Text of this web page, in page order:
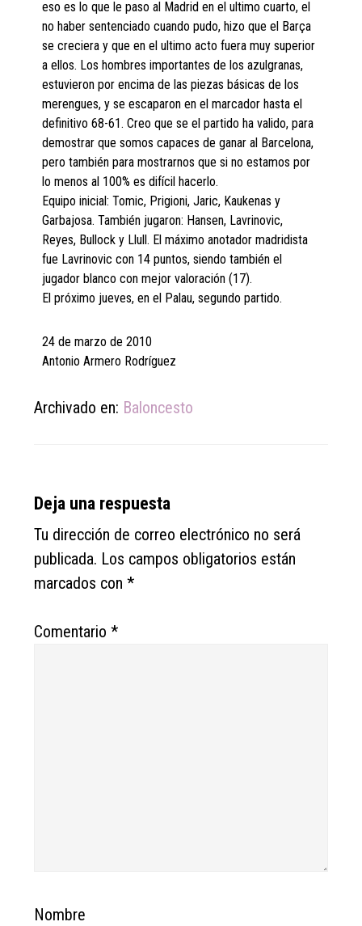
eso es lo que le paso al Madrid en el ultimo cuarto, el
no haber sentenciado cuando pudo, hizo que el Barça
se creciera y que en el ultimo acto fuera muy superior
a ellos. Los hombres importantes de los azulgranas,
estuvieron por encima de las piezas básicas de los
merengues, y se escaparon en el marcador hasta el
definitivo 68-61. Creo que se el partido ha valido, para
demostrar que somos capaces de ganar al Barcelona,
pero también para mostrarnos que si no estamos por
lo menos al 100% es difícil hacerlo.
Equipo inicial: Tomic, Prigioni, Jaric, Kaukenas y
Garbajosa. También jugaron: Hansen, Lavrinovic,
Reyes, Bullock y Llull. El máximo anotador madridista
fue Lavrinovic con 14 puntos, siendo también el
jugador blanco con mejor valoración (17).
El próximo jueves, en el Palau, segundo partido.
24 de marzo de 2010
Antonio Armero Rodríguez
Archivado en: Baloncesto
Reader
Interactions
Deja una respuesta
Tu dirección de correo electrónico no será
publicada. Los campos obligatorios están
marcados con*
Comentario*
Nombre